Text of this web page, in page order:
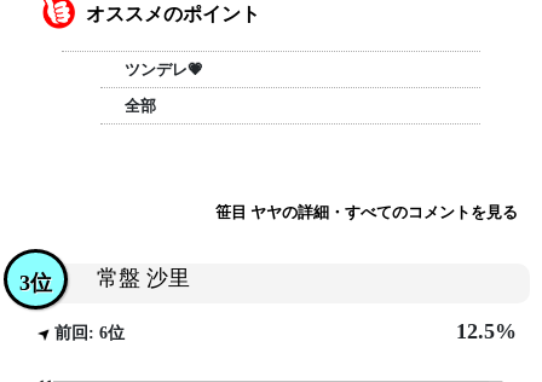
オススメのポイント
ツンデレ💗
全部
笹目 ヤヤの詳細・すべてのコメントを見る
常盤 沙里
3位
前回: 6位 12.5%